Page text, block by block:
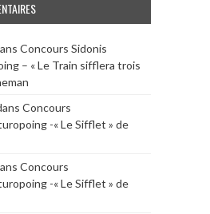
Concours Sidonis
– « Le Train sifflera trois
Concours
-« Le Sifflet » de
Concours
-« Le Sifflet » de